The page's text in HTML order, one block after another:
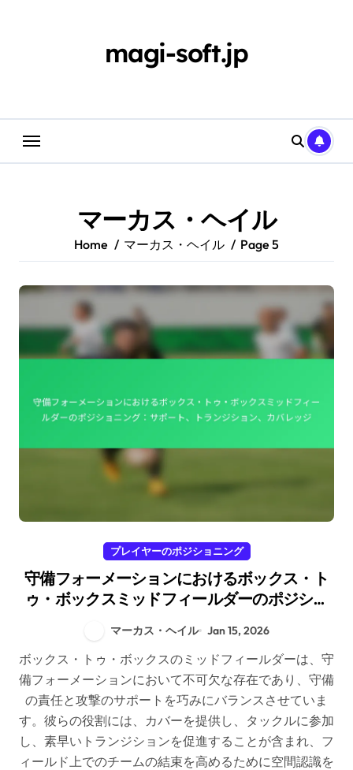
magi-soft.jp
マーカス・ヘイル
Home マーカス・ヘイル Page 5
プレイヤーのポジショニング
守備フォーメーションにおけるボックス・ト
ゥ・ボックスミッドフィールダーのポジショ
ッジ
マーカス・ヘイル Jan 15, 2026
ボックス・トゥ・ボックスのミッドフィールダーは、守
備フォーメーションにおいて不可欠な存在であり、守備
の責任と攻撃のサポートを巧みにバランスさせていま
す。彼らの役割には、カバーを提供し、タックルに参加
し、素早いトランジションを促進することが含まれ、フ
ィールド上でのチームの結束を高めるために空間認識を